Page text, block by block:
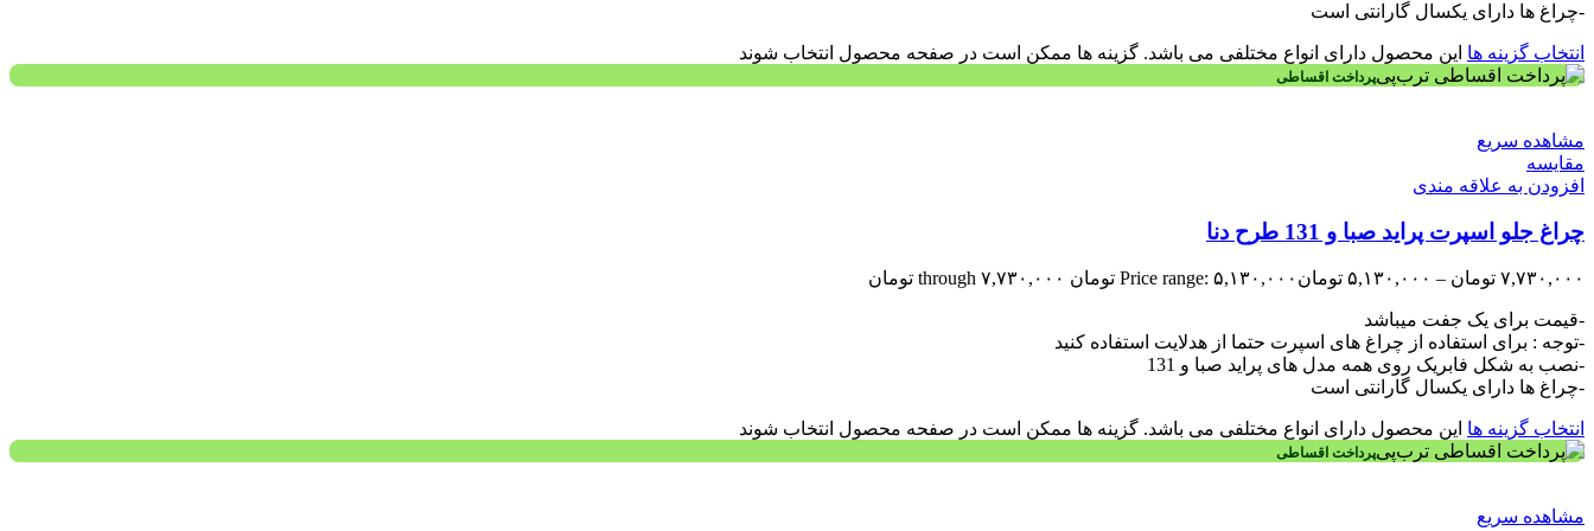
-چراغ ها دارای یکسال گارانتی است
انتخاب گزینه ها این محصول دارای انواع مختلفی می باشد. گزینه ها ممکن است در صفحه محصول انتخاب شوند
پرداخت اقساطی
مشاهده سریع
مقایسه
افزودن به علاقه مندی
چراغ جلو اسپرت پراید صبا و 131 طرح دنا
۷,۷۳۰,۰۰۰ تومان – ۵,۱۳۰,۰۰۰ تومان Price range: ۵,۱۳۰,۰۰۰ تومان through ۷,۷۳۰,۰۰۰ تومان
-قیمت برای یک جفت میباشد
-توجه : برای استفاده از چراغ های اسپرت حتما از هدلایت استفاده کنید
-نصب به شکل فابریک روی همه مدل های پراید صبا و 131
-چراغ ها دارای یکسال گارانتی است
انتخاب گزینه ها این محصول دارای انواع مختلفی می باشد. گزینه ها ممکن است در صفحه محصول انتخاب شوند
پرداخت اقساطی
مشاهده سریع